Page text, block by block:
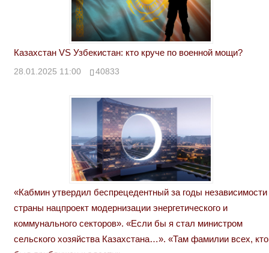
Казахстан VS Узбекистан: кто круче по военной мощи?
28.01.2025 11:00 40833
«Кабмин утвердил беспрецедентный за годы независимости
страны нацпроект модернизации энергетического и
коммунального секторов». «Если бы я стал министром
сельского хозяйства Казахстана…». «Там фамилии всех, кто